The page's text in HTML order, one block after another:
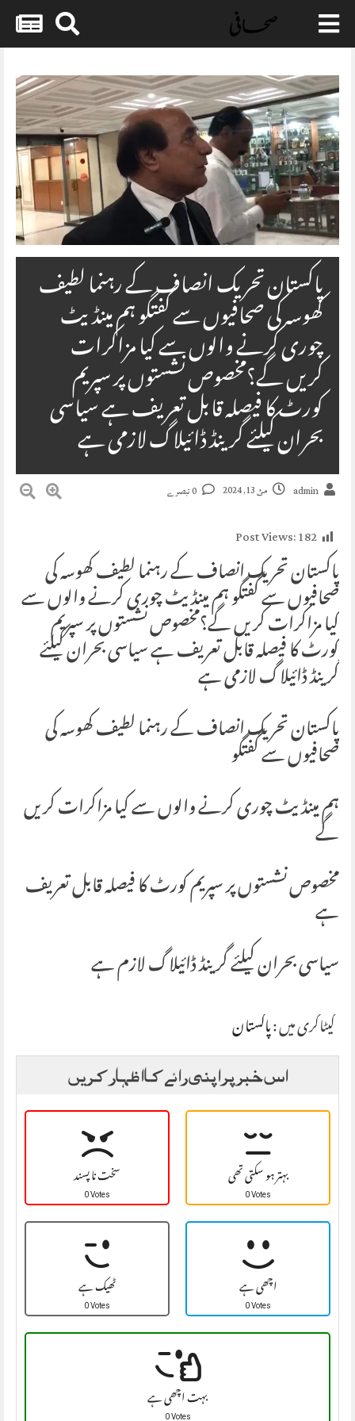
Skip
content
پاکستان تحریک انصاف کے رہنما لطیف
کھوسہ کی صحافیوں سے گفتگو ہم مینڈیٹ
چوری کرنے والوں سے کیا مزاکرات
کریں گے؟مخصوص نشستوں پر سپریم
کورٹ کا فیصلہ قابل تعریف ہے سیاسی
بحران کیلئے گرینڈ ڈائیلاگ لازمی ہے
admin مئ 13, 2024
Post Views:182
پاکستان تحریک انصاف کے رہنما لطیف کھوسہ کی
صحافیوں سے گفتگو ہم مینڈیٹ چوری کرنے والوں سے
کیا مزاکرات کریں گے؟مخصوص نشستوں پر سپریم
کورٹ کا فیصلہ قابل تعریف ہے سیاسی بحران کیلئے
گرینڈ ڈائیلاگ لازمی ہے
پاکستان تحریک انصاف کے رہنما لطیف کھوسہ کی
صحافیوں سے گفتگو
ہم مینڈیٹ چوری کرنے والوں سے کیا مزاکرات کریں
گے
مخصوص نشستوں پر سپریم کورٹ کا فیصلہ قابل تعریف
ہے
سیاسی بحران کیلئے گرینڈ ڈائیلاگ لازم ہے
کیٹاگری میں :پاکستان
اس خبر پر اپنی رائے کا اظہار کریں
سخت نا پسند
0 Votes بہتر ہو سکتی تھی
0 Votes
ٹھیک ہے
0 Votes اچھی ہے
0 Votes
بہت اچھی ہے
0 Votes